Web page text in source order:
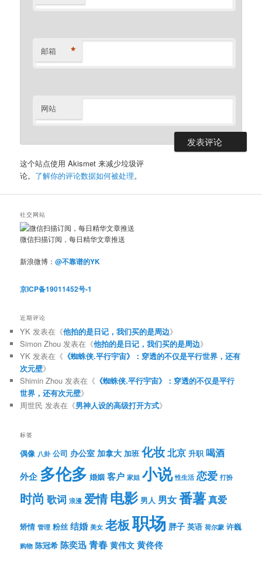
邮箱 *
网站
这个站点使用 Akismet 来减少垃圾评
论。 了解你的评论数据如何被处理。
社交网站
微信扫描订阅，每日精华文章推送
新浪微博：@不靠谱的YK
京ICP备19011452号-1
近期评论
YK 发表在《他拍的是日记，我们买的是周边》
Simon Zhou 发表在《他拍的是日记，我们买的是周边》
YK 发表在《 《蜘蛛侠.平行宇宙》：穿透的不仅是平行世界，还有
次元壁》
Shimin Zhou 发表在《 《蜘蛛侠.平行宇宙》：穿透的不仅是平行
世界，还有次元壁》
周世民 发表在《男神人设的高级打开方式》
标签
偶像 八卦 公司 办公室 加拿大 加班 化妆北京 升职 喝酒
外企 多伦多 婚姻 客户 家姐 小说 性生活 恋爱 打扮
时尚 歌词 浪漫 爱情电影 男人 男女番薯真爱
矫情 管理 粉丝 结婚 美女 老板职场 胖子 英语 荷尔蒙 许巍
购物 陈冠希 陈奕迅 青春 黄伟文 黄佟佟